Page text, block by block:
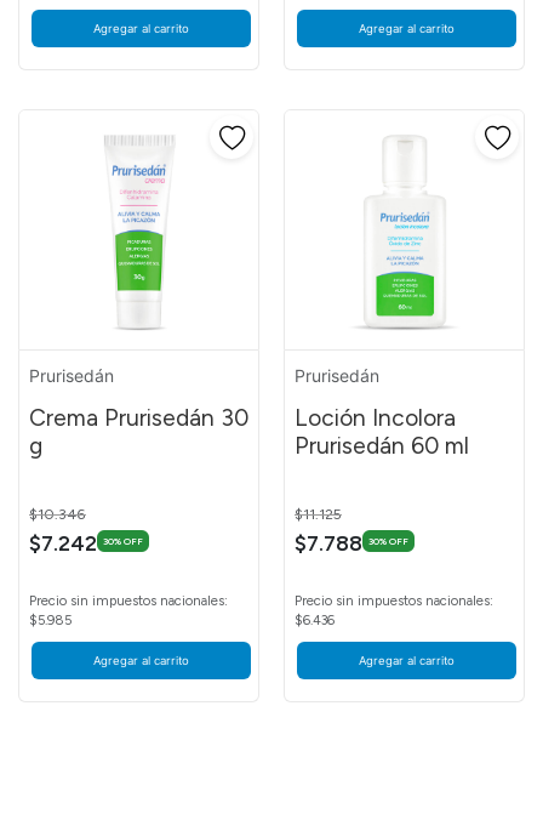
Agregar al carrito Agregar al carrito
Prurisedán
Crema Prurisedán 30
g
Price reduced from
$10.346
$7.242 30% OFF
Precio sin impuestos nacionales:
$5.985
Agregar al carrito
Prurisedán
Loción Incolora
Prurisedán 60 ml
Price reduced from
$11.125
$7.788 30% OFF
Precio sin impuestos nacionales:
$6.436
Agregar al carrito